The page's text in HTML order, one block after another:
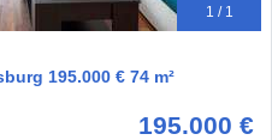
1 / 1
195.000 € 74 m²
195.000 €